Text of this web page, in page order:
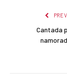
Cantada